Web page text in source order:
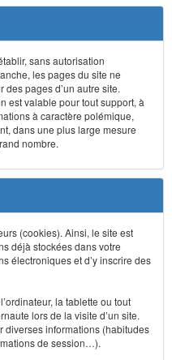
sans autorisation
les pages du site ne
des pages d’un autre site.
est valable pour tout support, à
à caractère polémique,
dans une plus large mesure
nombre.
(cookies). Ainsi, le site est
déjà stockées dans votre
électroniques et d’y inscrire des
la tablette ou tout
lors de la visite d’un site.
diverses informations (habitudes
de session…).